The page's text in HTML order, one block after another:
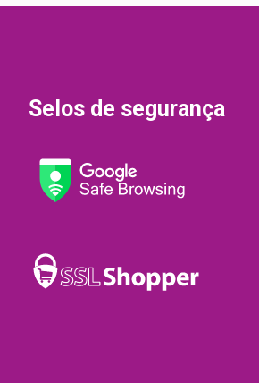
Selos de segurança